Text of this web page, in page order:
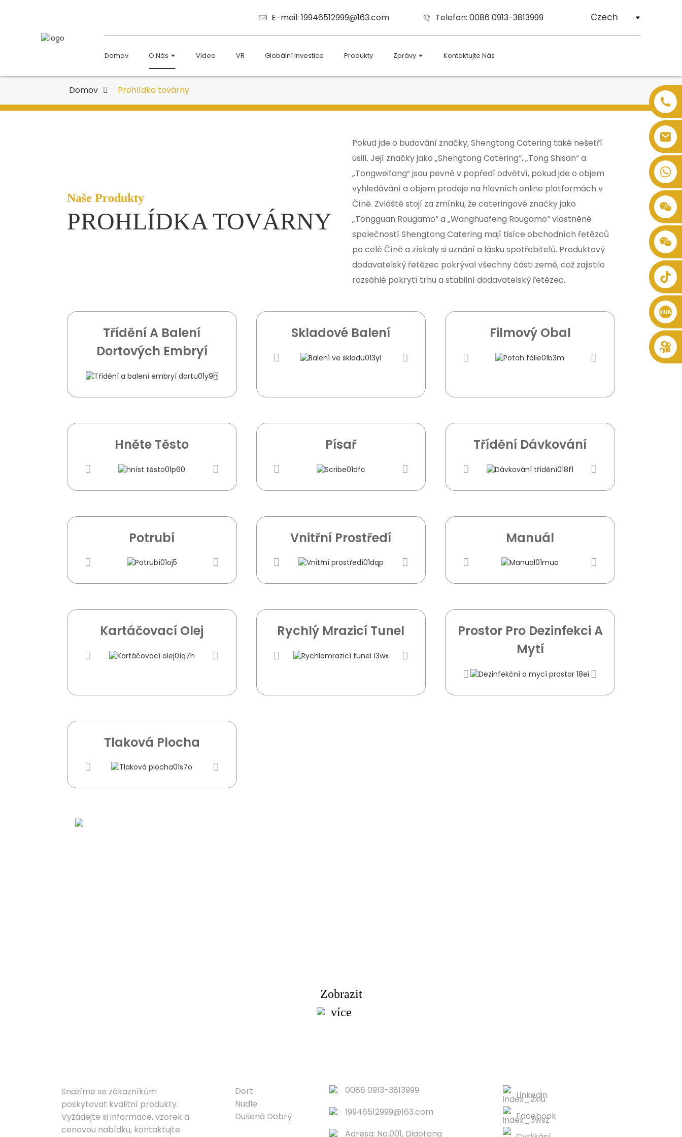
E-mail: 19946512999@163.com Telefon: 0086 0913-3813999 Czech
Domov O Nás Video VR Globální Investice Produkty Zprávy Kontaktujte Nás
+86 8619946512999
Domov Prohlídka továrny
Naše Produkty
PROHLÍDKA TOVÁRNY
Pokud jde o budování značky, Shengtong Catering také nešetří
úsilí. Její značky jako „Shengtong Catering“, „Tong Shisan“ a
„Tongweifang“ jsou pevně v popředí odvětví, pokud jde o objem
vyhledávání a objem prodeje na hlavních online platformách v
Číně. Zvláště stojí za zmínku, že cateringové značky jako
„Tongguan Rougamo“ a „Wanghuafeng Rougamo“ vlastněné
společností Shengtong Catering mají tisíce obchodních řetězců
po celé Číně a získaly si uznání a lásku spotřebitelů. Produktový
dodavatelský řetězec pokrýval všechny části země, což zajistilo
rozsáhlé pokrytí trhu a stabilní dodavatelský řetězec.
Třídění A Balení
Dortových Embryí
Skladové Balení Filmový Obal
Hněte Těsto Písař Třídění Dávkování
Potrubí Vnitřní Prostředí Manuál
Kartáčovací Olej Rychlý Mrazicí Tunel
Prostor Pro Dezinfekci A
Mytí
Tlaková Plocha
kontaktujte nás!
Zobrazit
více
Snažíme se zákazníkům
poskytovat kvalitní produkty.
Vyžádejte si informace, vzorek a
cenovou nabídku, kontaktujte
Dort
Nudle
Dušená Dobrý
0086 0913-3813999
19946512999@163.com
Adresa: No.001, Diaotong
Linkedin
Facebook